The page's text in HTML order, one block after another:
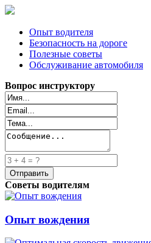
Опыт водителя
Безопасность на дороге
Полезные советы
Обслуживание автомобиля
Вопрос инструктору
Советы водителям
Опыт вождения